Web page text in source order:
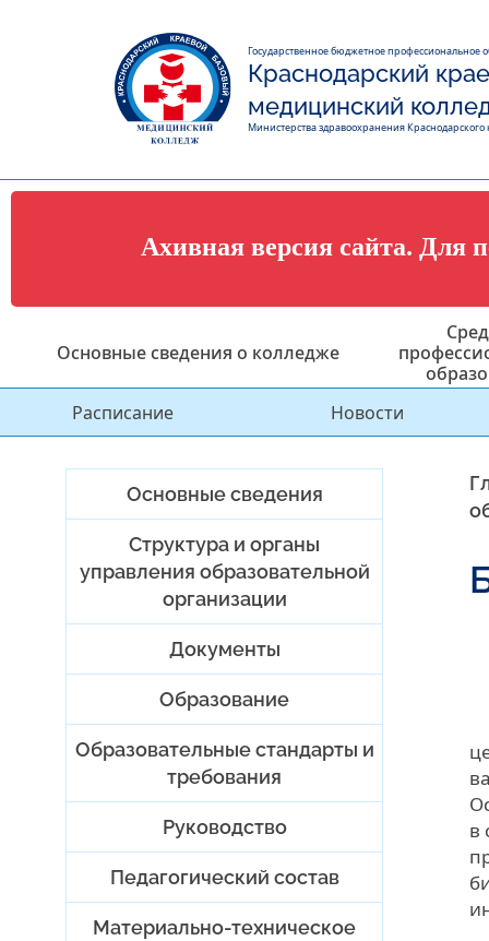
Государственное бюджетное профессиональное
Краснодарский
медицинский
Министерства здравоохранения Краснодарского
Ахивная версия сайта. Для
Основные сведения о колледже
Расписание
Новости
Основные сведения
Структура и органы
управления образовательной
организации
Документы
Образование
Образовательные стандарты и
требования
Руководство
Педагогический состав
Материально-техническое
в